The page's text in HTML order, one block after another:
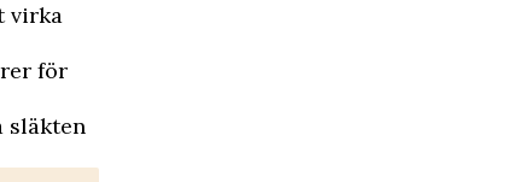
virka
för
släkten